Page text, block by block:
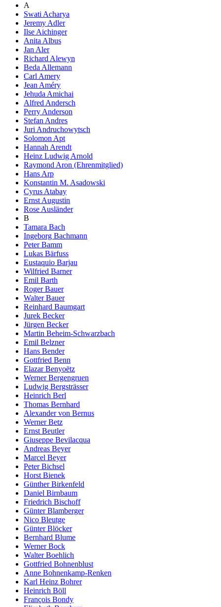
A
Swati Acharya
Jeremy Adler
Ilse Aichinger
Anita Albus
Jan Aler
Richard Alewyn
Beda Allemann
Carl Amery
Jean Améry
Jehuda Amichai
Alfred Andersch
Perry Anderson
Stefan Andres
Juri Andruchowytsch
Solomon Apt
Hannah Arendt
Heinz Ludwig Arnold
Raymond Aron (Ehrenmitglied)
Hans Arp
Konstantin M. Asadowski
Cyrus Atabay
Ernst Augustin
Rose Ausländer
B
Tamara Bach
Ingeborg Bachmann
Peter Bamm
Lukas Bärfuss
Eustaquio Barjau
Wilfried Barner
Emil Barth
Roger Bauer
Walter Bauer
Reinhard Baumgart
Jurek Becker
Jürgen Becker
Martin Beheim-Schwarzbach
Emil Belzner
Hans Bender
Gottfried Benn
Elazar Benyoëtz
Werner Bergengruen
Ludwig Bergsträsser
Heinrich Berl
Thomas Bernhard
Alexander von Bernus
Werner Betz
Ernst Beutler
Giuseppe Bevilacqua
Andreas Beyer
Marcel Beyer
Peter Bichsel
Horst Bienek
Günther Birkenfeld
Daniel Birnbaum
Friedrich Bischoff
Günter Blamberger
Nico Bleutge
Günter Blöcker
Bernhard Blume
Werner Bock
Walter Boehlich
Gottfried Bohnenblust
Anne Bohnenkamp-Renken
Karl Heinz Bohrer
Heinrich Böll
François Bondy